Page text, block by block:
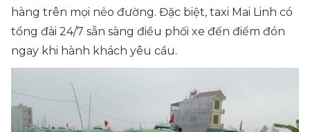
hàng trên mọi nẻo đường. Đặc biệt, taxi Mai Linh có
tổng đài 24/7 sẵn sàng điều phối xe đến điểm đón
ngay khi hành khách yêu cầu.